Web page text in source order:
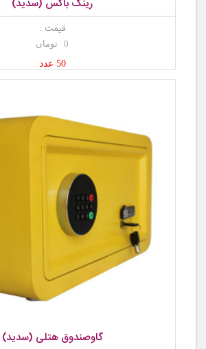
رینگ باکس (سدید)
قیمت :
0 تومان
50 عدد
گاوصندوق هتلی (سدید)